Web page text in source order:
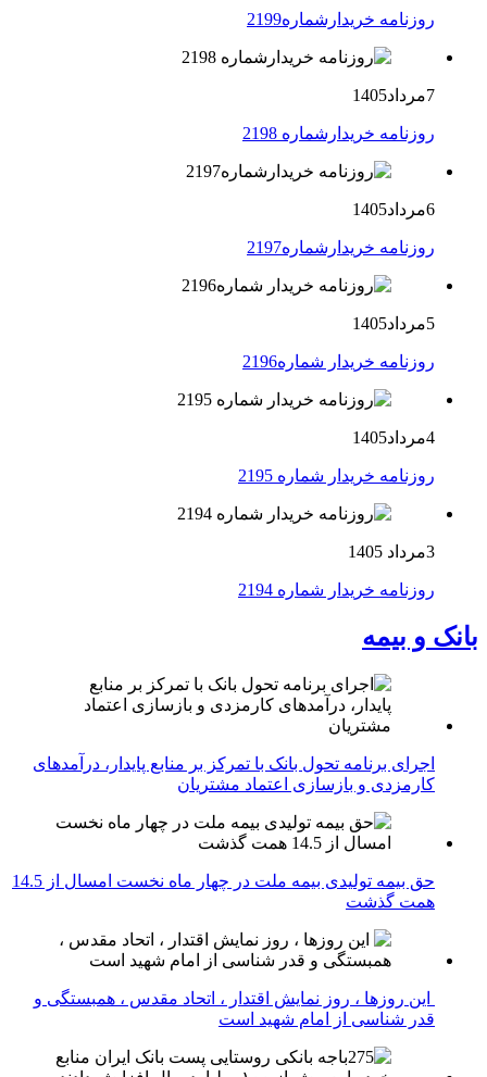
روزنامه خریدارشماره2199
7مرداد1405
روزنامه خریدارشماره 2198
6مرداد1405
روزنامه خریدارشماره2197
5مرداد1405
روزنامه خریدار شماره2196
4مرداد1405
روزنامه خریدار شماره 2195
3مرداد 1405
روزنامه خریدار شماره 2194
بانک و بیمه
اجرای برنامه تحول بانک با تمرکز بر منابع پایدار، درآمدهای
کارمزدی و بازسازی اعتماد مشتریان
حق بیمه تولیدی بیمه ملت در چهار ماه نخست امسال از 14.5
همت گذشت
این روزها ، روز نمایش اقتدار ، اتحاد مقدس ، همبستگی و
قدر شناسی از امام شهید است